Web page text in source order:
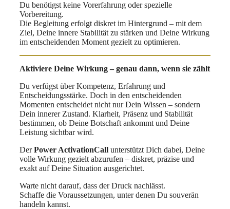
Du benötigst keine Vorerfahrung oder spezielle
Vorbereitung.
Die Begleitung erfolgt diskret im Hintergrund – mit dem
Ziel, Deine innere Stabilität zu stärken und Deine Wirkung
im entscheidenden Moment gezielt zu optimieren.
Aktiviere Deine Wirkung – genau dann, wenn sie zählt
Du verfügst über Kompetenz, Erfahrung und
Entscheidungsstärke. Doch in den entscheidenden
Momenten entscheidet nicht nur Dein Wissen – sondern
Dein innerer Zustand. Klarheit, Präsenz und Stabilität
bestimmen, ob Deine Botschaft ankommt und Deine
Leistung sichtbar wird.
DerPower ActivationCall unterstützt Dich dabei, Deine
volle Wirkung gezielt abzurufen – diskret, präzise und
exakt auf Deine Situation ausgerichtet.
Warte nicht darauf, dass der Druck nachlässt.
Schaffe die Voraussetzungen, unter denen Du souverän
handeln kannst.